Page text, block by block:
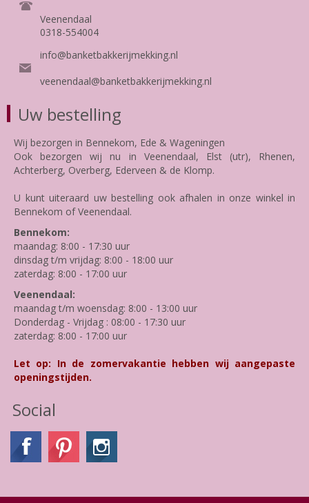
Veenendaal
0318-554004
info@banketbakkerijmekking.nl
veenendaal@banketbakkerijmekking.nl
Uw bestelling
Wij bezorgen in Bennekom, Ede & Wageningen
Ook bezorgen wij nu in Veenendaal, Elst (utr), Rhenen,
Achterberg, Overberg, Ederveen & de Klomp.
U kunt uiteraard uw bestelling ook afhalen in onze winkel in
Bennekom of Veenendaal.
Bennekom:
maandag: 8:00 - 17:30 uur
dinsdag t/m vrijdag: 8:00 - 18:00 uur
zaterdag: 8:00 - 17:00 uur
Veenendaal:
maandag t/m woensdag: 8:00 - 13:00 uur
Donderdag - Vrijdag : 08:00 - 17:30 uur
zaterdag: 8:00 - 17:00 uur
Let op: In de zomervakantie hebben wij aangepaste
openingstijden.
Social